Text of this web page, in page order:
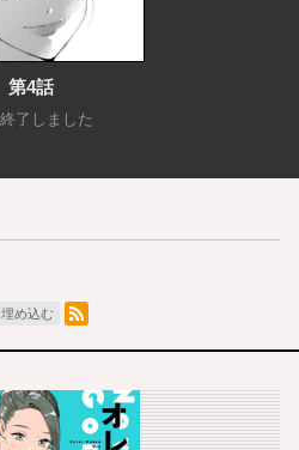
第4話
了しました
埋め込む
RSSフィード